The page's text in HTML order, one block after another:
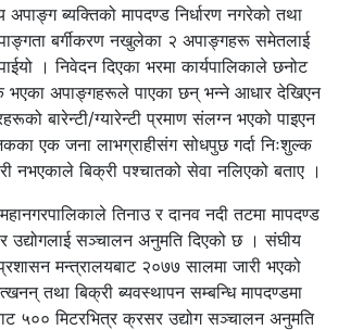
अपाङ्ग ब्यक्तिको मापदण्ड निर्धारण नगरेको तथा
बर्गीकरण नखुलेका २ अपाङ्गहरू समेतलाई
। निवेदन दिएका भरमा कार्यपालिकाले छनोट
भएका अपाङ्गहरूले पाएका छन् भन्ने आधार देखिएन
बारेन्टी/ग्यारेन्टी प्रमाण संलग्न भएको पाइएन
एक जना लाभग्राहीसंग सोधपुछ गर्दा निःशुल्क
नभएकाले बिक्री पश्चातको सेवा नलिएको बताए ।
तिनाउ र दानव नदी तटमा मापदण्ड
उद्योगलाई सञ्चालन अनुमति दिएको छ । संघीय
मन्त्रालयबाट २०७७ सालमा जारी भएको
तथा बिक्री ब्यवस्थापन सम्बन्धि मापदण्डमा
५०० मिटरभित्र क्रसर उद्योग सञ्चालन अनुमति